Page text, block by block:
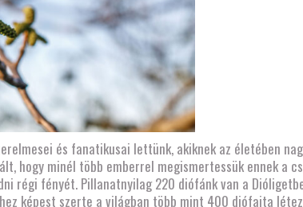
és fanatikusai lettünk, akiknek az életében
hogy minél több emberrel megismertessük ennek a
régi fényét. Pillanatnyilag 220 diófánk van a
képest szerte a világban több mint 400 diófajta